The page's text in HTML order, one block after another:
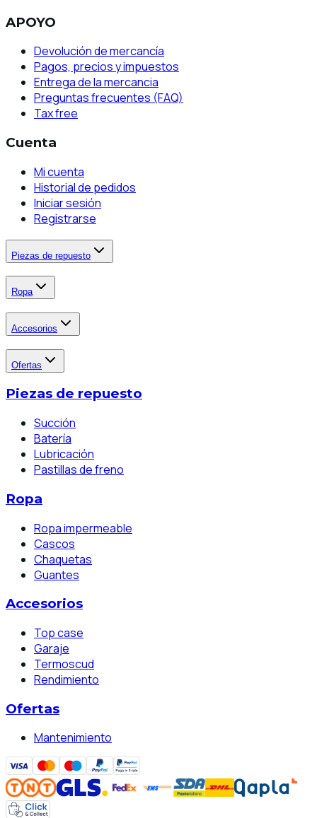
APOYO
Devolución de mercancía
Pagos, precios y impuestos
Entrega de la mercancia
Preguntas frecuentes (FAQ)
Tax free
Cuenta
Mi cuenta
Historial de pedidos
Iniciar sesión
Registrarse
Piezas de repuesto
Ropa
Accesorios
Ofertas
Piezas de repuesto
Succión
Batería
Lubricación
Pastillas de freno
Ropa
Ropa impermeable
Cascos
Chaquetas
Guantes
Accesorios
Top case
Garaje
Termoscud
Rendimiento
Ofertas
Mantenimiento